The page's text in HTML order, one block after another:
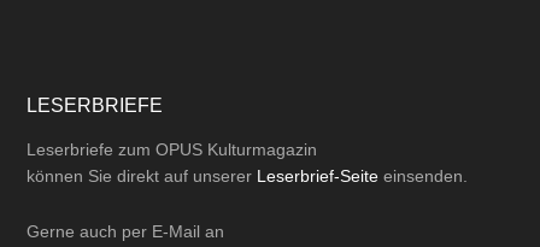
LESERBRIEFE
Leserbriefe zum OPUS Kulturmagazin
können Sie direkt auf unserer Leserbrief-Seite einsenden.
Gerne auch per E-Mail an